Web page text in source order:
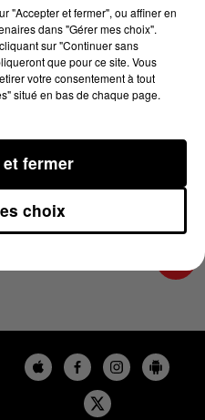
PYRÉNÉES DU
"Accepter et fermer", ou affiner en
dans "Gérer mes choix".
sur "Continuer sans
que pour ce site. Vous
votre consentement à tout
situé en bas de chaque page.
choix
fermer